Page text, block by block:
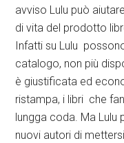
avviso Lulu può
di vita del prodotto
Infatti su Lulu
catalogo, non più
è giustificata ed
ristampa, i libri che
lungga coda. Ma Lulu
nuovi autori di